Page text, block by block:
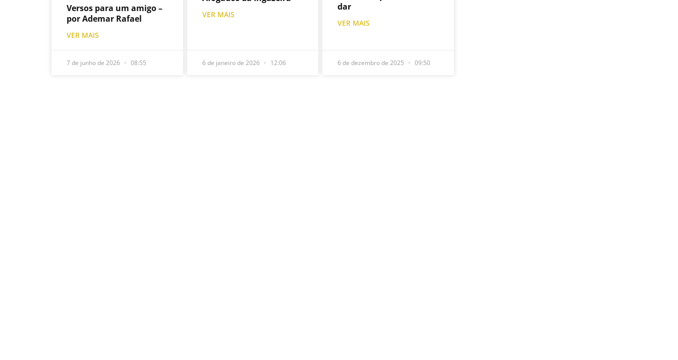
Versos para um amigo –
por Ademar Rafael
VER MAIS
7 de junho de 2026 08:55
VER MAIS
6 de janeiro de 2026 12:06
dar
VER MAIS
6 de dezembro de 2025 09:50